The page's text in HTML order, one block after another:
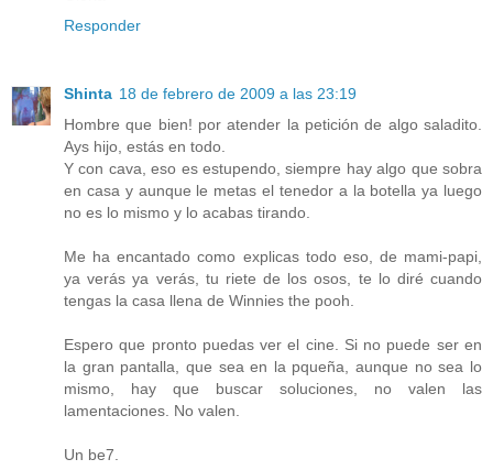
Responder
Shinta 18 de febrero de 2009 a las 23:19
Hombre que bien! por atender la petición de algo saladito.
Ays hijo, estás en todo.
Y con cava, eso es estupendo, siempre hay algo que sobra
en casa y aunque le metas el tenedor a la botella ya luego
no es lo mismo y lo acabas tirando.
Me ha encantado como explicas todo eso, de mami-papi,
ya verás ya verás, tu riete de los osos, te lo diré cuando
tengas la casa llena de Winnies the pooh.
Espero que pronto puedas ver el cine. Si no puede ser en
la gran pantalla, que sea en la pqueña, aunque no sea lo
mismo, hay que buscar soluciones, no valen las
lamentaciones. No valen.
Un be7.